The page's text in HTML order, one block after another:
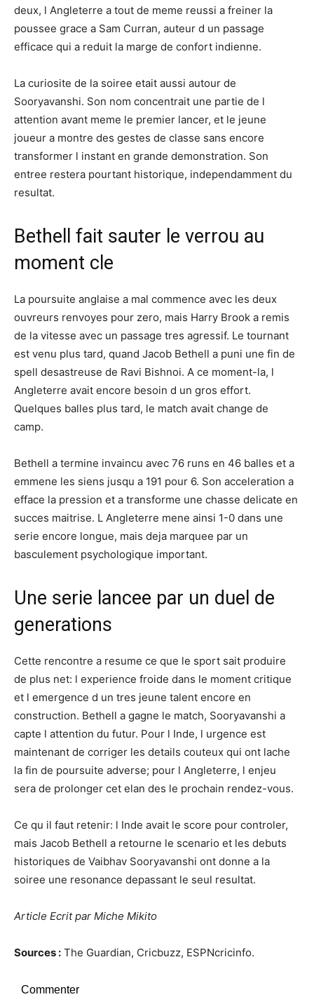
deux, l Angleterre a tout de meme reussi a freiner la
poussee grace a Sam Curran, auteur d un passage
efficace qui a reduit la marge de confort indienne.
La curiosite de la soiree etait aussi autour de
Sooryavanshi. Son nom concentrait une partie de l
attention avant meme le premier lancer, et le jeune
joueur a montre des gestes de classe sans encore
transformer l instant en grande demonstration. Son
entree restera pourtant historique, independamment du
resultat.
Bethell fait sauter le verrou au
moment cle
La poursuite anglaise a mal commence avec les deux
ouvreurs renvoyes pour zero, mais Harry Brook a remis
de la vitesse avec un passage tres agressif. Le tournant
est venu plus tard, quand Jacob Bethell a puni une fin de
spell desastreuse de Ravi Bishnoi. A ce moment-la, l
Angleterre avait encore besoin d un gros effort.
Quelques balles plus tard, le match avait change de
camp.
Bethell a termine invaincu avec 76 runs en 46 balles et a
emmene les siens jusqu a 191 pour 6. Son acceleration a
efface la pression et a transforme une chasse delicate en
succes maitrise. L Angleterre mene ainsi 1-0 dans une
serie encore longue, mais deja marquee par un
basculement psychologique important.
Une serie lancee par un duel de
generations
Cette rencontre a resume ce que le sport sait produire
de plus net: l experience froide dans le moment critique
et l emergence d un tres jeune talent encore en
construction. Bethell a gagne le match, Sooryavanshi a
capte l attention du futur. Pour l Inde, l urgence est
maintenant de corriger les details couteux qui ont lache
la fin de poursuite adverse; pour l Angleterre, l enjeu
sera de prolonger cet elan des le prochain rendez-vous.
Ce qu il faut retenir: l Inde avait le score pour controler,
mais Jacob Bethell a retourne le scenario et les debuts
historiques de Vaibhav Sooryavanshi ont donne a la
soiree une resonance depassant le seul resultat.
Article Ecrit par Miche Mikito
Sources : The Guardian, Cricbuzz, ESPNcricinfo.
Commenter